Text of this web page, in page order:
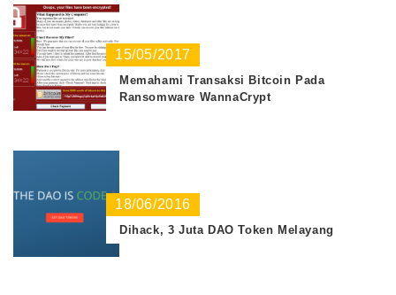
15/05/2017
Memahami Transaksi Bitcoin Pada
Ransomware WannaCrypt
18/06/2016
Dihack, 3 Juta DAO Token Melayang